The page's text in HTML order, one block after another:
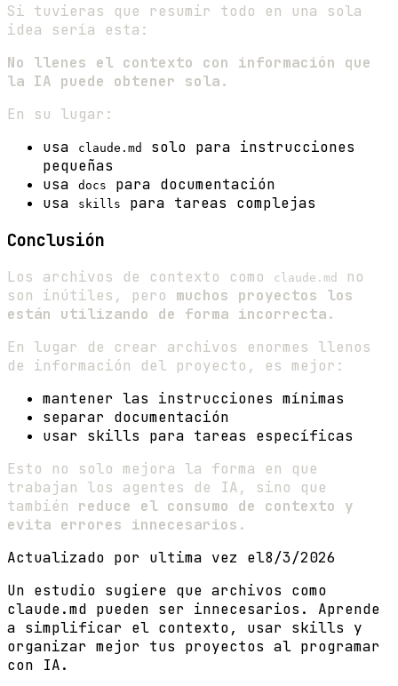
Si tuvieras que resumir todo en una sola
idea sería esta:
No llenes el contexto con información que
la IA puede obtener sola.
En su lugar:
usa
claude.md
solo para instrucciones
pequeñas
usa
docs
para documentación
usa
skills para tareas complejas
Conclusión
Los archivos de contexto como claude.md
no
son inútiles, pero muchos proyectos los
están utilizando de forma incorrecta.
En lugar de crear archivos enormes llenos
de información del proyecto, es mejor:
mantener las instrucciones mínimas
separar documentación
usar skills para tareas específicas
Esto no solo mejora la forma en que
trabajan los agentes de IA, sino que
también reduce el consumo de contexto y
evita errores innecesarios .
Actualizado por ultima vez el8/3/2026
Un estudio sugiere que archivos como
claude.md pueden ser innecesarios. Aprende
a simplificar el contexto, usar skills y
organizar mejor tus proyectos al programar
con IA.